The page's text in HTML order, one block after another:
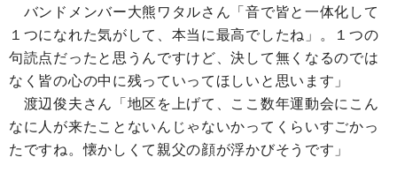
バンドメンバー大熊ワタルさん「音で皆と一体化して
１つになれた気がして、本当に最高でしたね」。１つの
句読点だったと思うんですけど、決して無くなるのでは
なく皆の心の中に残っていってほしいと思います」
渡辺俊夫さん「地区を上げて、ここ数年運動会にこん
なに人が来たことないんじゃないかってくらいすごかっ
たですね。懐かしくて親父の顔が浮かびそうです」